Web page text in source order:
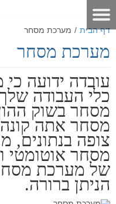
דף הבית / מערכת מסחר
מערכת מסחר
עובדה ידועה
כלי העבודה
מסחר בשוק
מסחר אתה קונה
צופה בנתונים,
מסחר אוטומטי
של מערכת
הניתן ברורה.
דף הבית
אודות
אודות האתר
אודות חברת GO4IT
הסיכון במסחר בבורסה
לוח ארועים
תקנון האתר
מאמרים
מאמרים שוק ההון
מונחי שוק ההון
כלים לסוחר
כלים לסוחר
כלים למסחר בישראל
כלים למסחר בחול
נתונים כלכליים
מחשבון המרת מטבעות
פורום שוק ההון
פורום אופציות מעוף
פורום ניתוח טכני
הכר את מערכת המסחר
הכר את מערכת המסחר
מערכת מסחר